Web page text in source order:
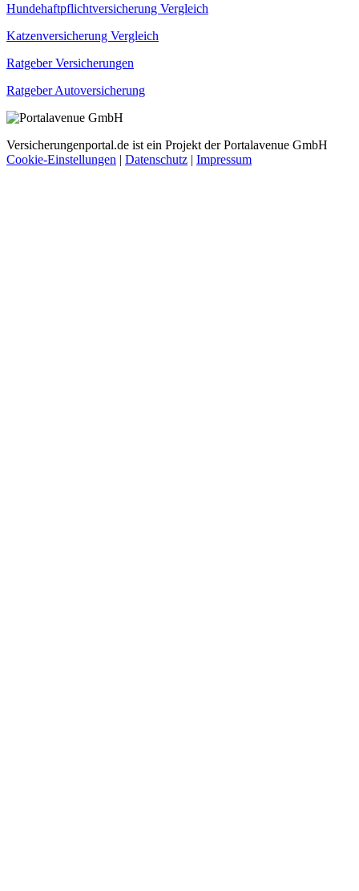
Hundehaftpflichtversicherung Vergleich
Katzenversicherung Vergleich
Ratgeber Versicherungen
Ratgeber Autoversicherung
Versicherungenportal.de ist ein Projekt der Portalavenue GmbH
Cookie-Einstellungen | Datenschutz | Impressum